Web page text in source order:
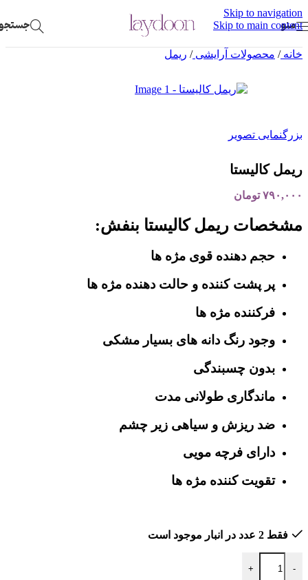
Skip to navigation
Skip to main content
منو
خانه/ محصولات آرایشی/ ریمل
بزرگنمایی تصویر
ریمل کالیستا
۷۹۰,۰۰۰ تومان
مشخصات ریمل کالیستا بنفش:
حجم دهنده قوی مژه ها
پر پشت کننده و حالت دهنده مژه ها
فرکننده مژه ها
وجود رنگ دانه های بسیار مشکی
بدون چسبندگی
ماندگاری طولانی مدت
ضد ریزش و سیاهی زیر چشم
دارای فرچه مویی
تقویت کننده مژه ها
فقط 2 عدد در انبار موجود است
-
+